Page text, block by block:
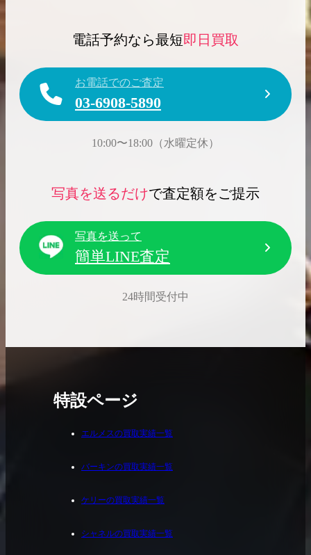
電話予約なら最短即日買取
お電話でのご査定
03-6908-5890
10:00〜18:00（水曜定休）
写真を送るだけで査定額をご提示
写真を送って
簡単LINE査定
24時間受付中
特設ページ
エルメスの買取実績一覧
バーキンの買取実績一覧
ケリーの買取実績一覧
シャネルの買取実績一覧